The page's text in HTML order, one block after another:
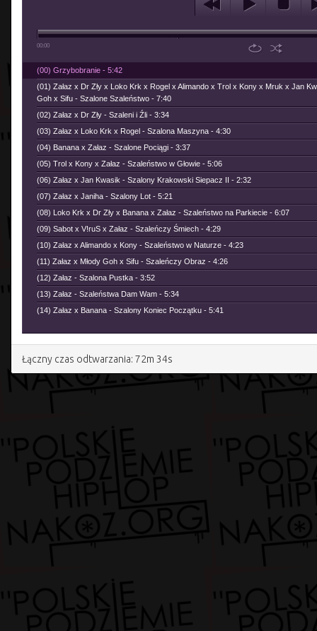
00:00
(00) Grzybobranie - 5:42
(01) Załaz x Dr Zły x Loko Krk x Rogel x Alimando x Trol x Kony x Mruk x Jan
Goh x Sifu - Szalone Szaleństwo - 7:40
(02) Załaz x Dr Zły - Szaleni i Źli - 3:34
(03) Załaz x Loko Krk x Rogel - Szalona Maszyna - 4:30
(04) Banana x Załaz - Szalone Pociągi - 3:37
(05) Trol x Kony x Załaz - Szaleństwo w Głowie - 5:06
(06) Załaz x Jan Kwasik - Szalony Krakowski Siepacz II - 2:32
(07) Załaz x Janiha - Szalony Lot - 5:21
(08) Loko Krk x Dr Zły x Banana x Załaz - Szaleństwo na Parkiecie - 6:07
(09) Sabot x V!ruS x Załaz - Szaleńczy Śmiech - 4:29
(10) Załaz x Alimando x Kony - Szaleństwo w Naturze - 4:23
(11) Załaz x Młody Goh x Sifu - Szaleńczy Obraz - 4:26
(12) Załaz - Szalona Pustka - 3:52
(13) Załaz - Szaleństwa Dam Wam - 5:34
(14) Załaz x Banana - Szalony Koniec Początku - 5:41
Łączny czas odtwarzania: 72m 34s